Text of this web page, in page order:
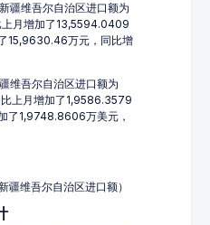
疆维吾尔自治区进口额为
月增加了13,5594.0409
15,9630.46万元，同比增
维吾尔自治区进口额为
上月增加了1,9586.3579
了1,9748.8606万美元，
疆维吾尔自治区进口额）